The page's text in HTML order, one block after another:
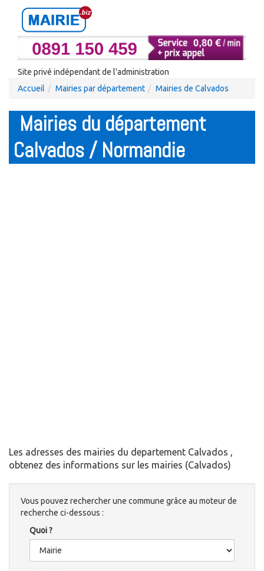
Site privé indépendant de l'administration
Accueil
Mairies par département Mairies de Calvados
Mairies du département
Calvados / Normandie
Les adresses des mairies du departement Calvados ,
obtenez des informations sur les mairies (Calvados)
Vous pouvez rechercher une commune grâce au moteur de
recherche ci-dessous :
Quoi ?